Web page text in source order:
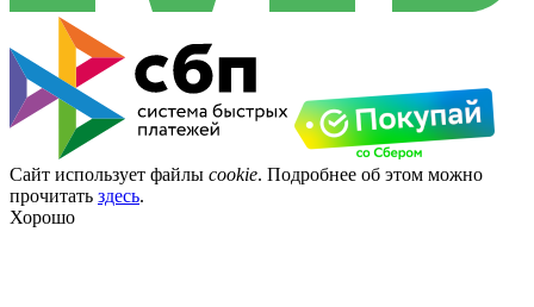
Сайт использует файлы cookie. Подробнее об этом можно
прочитать здесь.
Хорошо